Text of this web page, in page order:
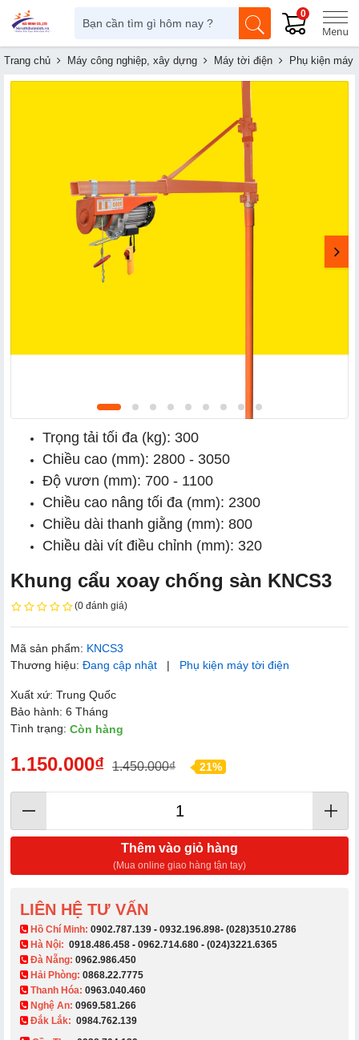
0
Trang chủ Máy công nghiệp, xây dựng Máy tời điện Phụ kiện máy
Trọng tải tối đa (kg): 300
Chiều cao (mm): 2800 - 3050
Độ vươn (mm): 700 - 1100
Chiều cao nâng tối đa (mm): 2300
Chiều dài thanh giằng (mm): 800
Chiều dài vít điều chỉnh (mm): 320
Khung cẩu xoay chống sàn KNCS3
(0 đánh giá)
Mã sản phẩm: KNCS3
Thương hiệu: Đang cập nhật | Phụ kiện máy tời điện
Xuất xứ: Trung Quốc
Bảo hành: 6 Tháng
Tình trạng: Còn hàng
1.150.000₫ 1.450.000₫ 21%
Thêm vào giỏ hàng
(Mua online giao hàng tận tay)
LIÊN HỆ TƯ VẤN
​ Hồ Chí Minh: 0902.787.139 - 0932.196.898- (028)3510.2786
Hà Nội: 0918.486.458 - 0962.714.680 - (024)3221.6365
Đà Nẵng: 0962.986.450
Hải Phòng: 0868.22.7775
Thanh Hóa: 0963.040.460
Nghệ An: 0969.581.266
Đắk Lắk: 0984.762.139